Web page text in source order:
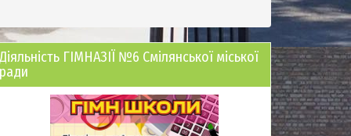
Діяльність ГІМНАЗІЇ №6 Смілянської міської
ради